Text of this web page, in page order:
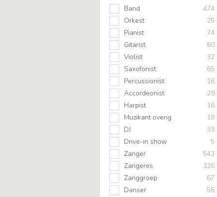
Band
474
Orkest
25
Pianist
74
Gitarist
60
Violist
32
Saxofonist
65
Percussionist
16
Accordeonist
29
Harpist
16
Muzikant overig
18
DJ
33
Drive-in show
5
Zanger
543
Zangeres
326
Zanggroep
67
Danser
56